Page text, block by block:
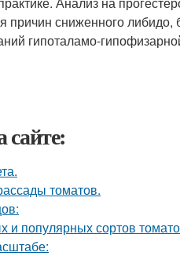
причин сниженного
гипоталамо-
сайте:
томатов.
и популярных сортов